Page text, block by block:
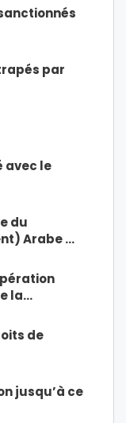
par
avec le
du
Arabe …
la…
de
jusqu’à ce